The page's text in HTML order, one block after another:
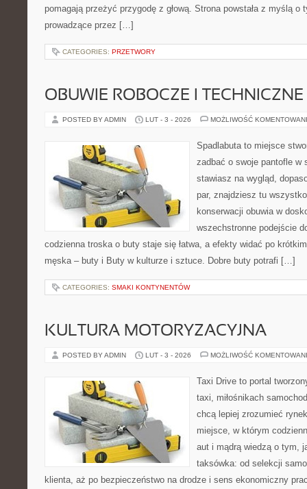
pomagają przeżyć przygodę z głową. Strona powstała z myślą o
prowadzące przez […]
CATEGORIES: PRZETWORY
OBUWIE ROBOCZE I TECHNICZNE
POSTED BY ADMIN LUT - 3 - 2026 MOŻLIWOŚĆ
Spadlabuta to miejsce
zadbać o swoje pantofle w
stawiasz na wygląd,
par, znajdziesz tu
konserwacji obuwia w
wszechstronne podejście
codzienna troska o buty staje się łatwa, a efekty widać po
męska – buty i Buty w kulturze i sztuce. Dobre buty potrafi […]
CATEGORIES: SMAKI KONTYNENTÓW
KULTURA MOTORYZACYJNA
POSTED BY ADMIN LUT - 3 - 2026 MOŻLIWOŚĆ
Taxi Drive to portal
taxi, miłośnikach
chcą lepiej zrozumieć
miejsce, w którym
aut i mądrą wiedzą o tym,
taksówka: od selekcji
klienta, aż po bezpieczeństwo na drodze i sens ekonomiczny